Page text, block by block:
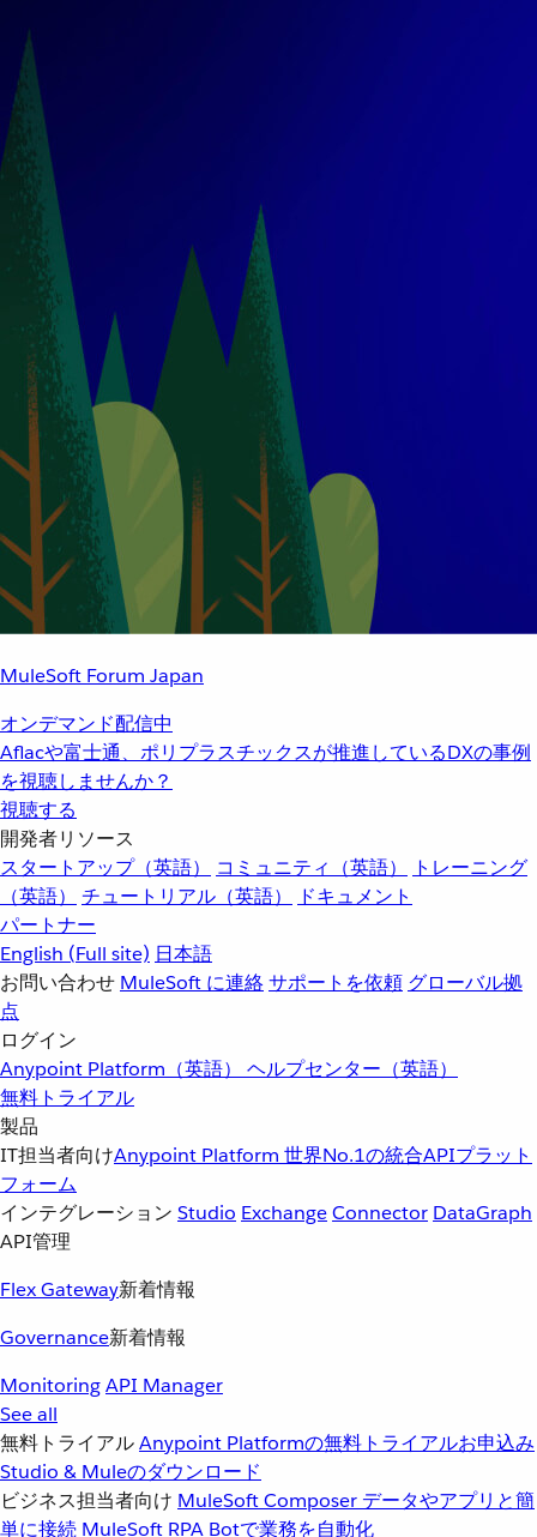
MuleSoft Forum Japan
オンデマンド配信中
Aflacや富士通、ポリプラスチックスが推進しているDXの事例
を視聴しませんか？
視聴する
開発者リソース
スタートアップ（英語）
コミュニティ（英語）
トレーニング
（英語）
チュートリアル（英語）
ドキュメント
パートナー
English (Full site) 日本語
お問い合わせ MuleSoft に連絡サポートを依頼 グローバル拠
点
ログイン
Anypoint Platform（英語） ヘルプセンター（英語）
無料トライアル
製品
IT担当者向けAnypoint Platform 世界No.1の統合APIプラット
フォーム
インテグレーション Studio ExchangeConnector DataGraph
API管理
Flex Gateway新着情報
Governance新着情報
MonitoringAPI Manager
See all
無料トライアルAnypoint Platformの無料トライアルお申込み
Studio & Muleのダウンロード
ビジネス担当者向け MuleSoft Composer データやアプリと簡
単に接続 MuleSoft RPA Botで業務を自動化